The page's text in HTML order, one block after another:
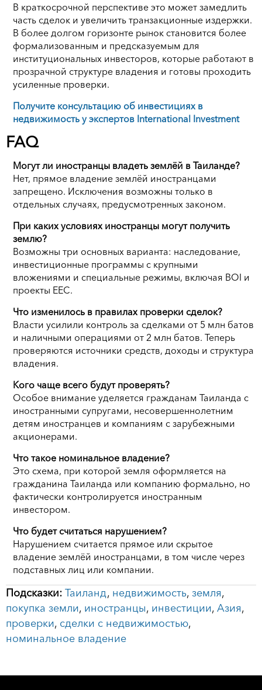
В краткосрочной перспективе это может замедлить
часть сделок и увеличить транзакционные издержки.
В более долгом горизонте рынок становится более
формализованным и предсказуемым для
институциональных инвесторов, которые работают в
прозрачной структуре владения и готовы проходить
усиленные проверки.
Получите консультацию об инвестициях в
недвижимость у экспертов International Investment
FAQ
Могут ли иностранцы владеть землёй в Таиланде?
Нет, прямое владение землёй иностранцами
запрещено. Исключения возможны только в
отдельных случаях, предусмотренных законом.
При каких условиях иностранцы могут получить
землю?
Возможны три основных варианта: наследование,
инвестиционные программы с крупными
вложениями и специальные режимы, включая BOI и
проекты EEC.
Что изменилось в правилах проверки сделок?
Власти усилили контроль за сделками от 5 млн батов
и наличными операциями от 2 млн батов. Теперь
проверяются источники средств, доходы и структура
владения.
Кого чаще всего будут проверять?
Особое внимание уделяется гражданам Таиланда с
иностранными супругами, несовершеннолетним
детям иностранцев и компаниям с зарубежными
акционерами.
Что такое номинальное владение?
Это схема, при которой земля оформляется на
гражданина Таиланда или компанию формально, но
фактически контролируется иностранным
инвестором.
Что будет считаться нарушением?
Нарушением считается прямое или скрытое
владение землёй иностранцами, в том числе через
подставных лиц или компании.
Подсказки: Таиланд, недвижимость, земля,
покупка земли, иностранцы, инвестиции, Азия,
проверки, сделки с недвижимостью,
номинальное владение